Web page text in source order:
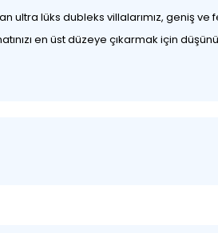
ultra lüks dubleks villalarımız, geniş
en üst düzeye çıkarmak için